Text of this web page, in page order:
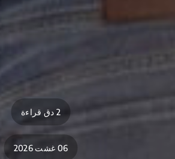
2 دق قراءة
06 غشت 2026